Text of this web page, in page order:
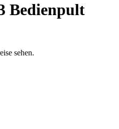
Bedienpult
sehen.